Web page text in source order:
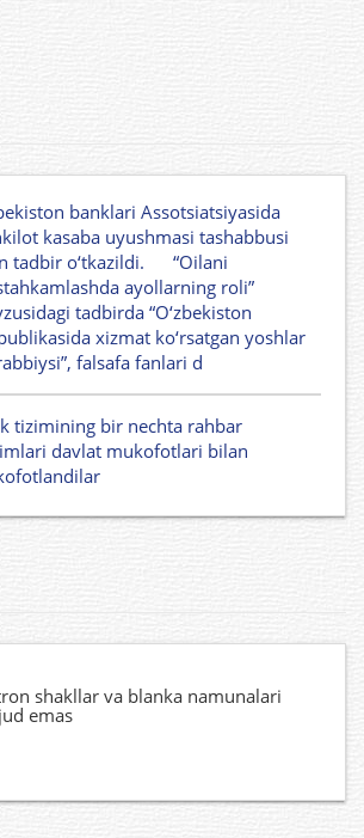
banklari Assotsiatsiyasida
kasaba uyushmasi tashabbusi
tadbir o‘tkazildi. “Oilani
ayollarning roli”
tadbirda “O‘zbekiston
xizmat ko‘rsatgan yoshlar
falsafa fanlari d
tizimining bir nechta rahbar
davlat mukofotlari bilan
shakllar va blanka namunalari
emas